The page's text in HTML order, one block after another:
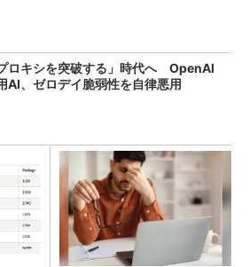
ロキシを突破する」時代へ OpenAI
AI、ゼロデイ脆弱性を自律悪用